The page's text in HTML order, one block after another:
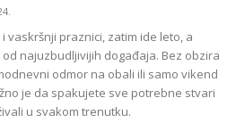
vaskršnji praznici, zatim ide leto, a
najuzbudljivijih događaja. Bez obzira
odmor na obali ili samo vikend
je da spakujete sve potrebne stvari
u svakom trenutku.